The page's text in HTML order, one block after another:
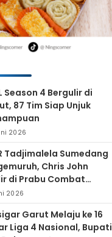
Season 4 Bergulir di
87 Tim Siap Unjuk
2026
Tadjimalela Sumedang
Chris John
di Prabu Combat
2026
2026
Garut Melaju ke 16
Liga 4 Nasional, Bupati